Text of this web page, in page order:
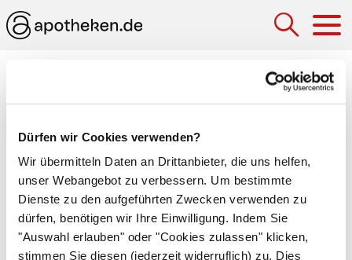
Dürfen wir Cookies verwenden?
Wir übermitteln Daten an Drittanbieter, die uns helfen,
unser Webangebot zu verbessern. Um bestimmte
Dienste zu den aufgeführten Zwecken verwenden zu
dürfen, benötigen wir Ihre Einwilligung. Indem Sie
"Auswahl erlauben" oder "Cookies zulassen" klicken,
stimmen Sie diesen (jederzeit widerruflich) zu. Dies
Prüfung der Nebennierenrindenfunktion. Nach
Gabe von Medikamenten, welche die
Nebennierenrindestimulieren, misst der Arzt
die Konzentration des Nebennierenhormons
Kortisolbzw. seiner Abbauprodukte im Blut.